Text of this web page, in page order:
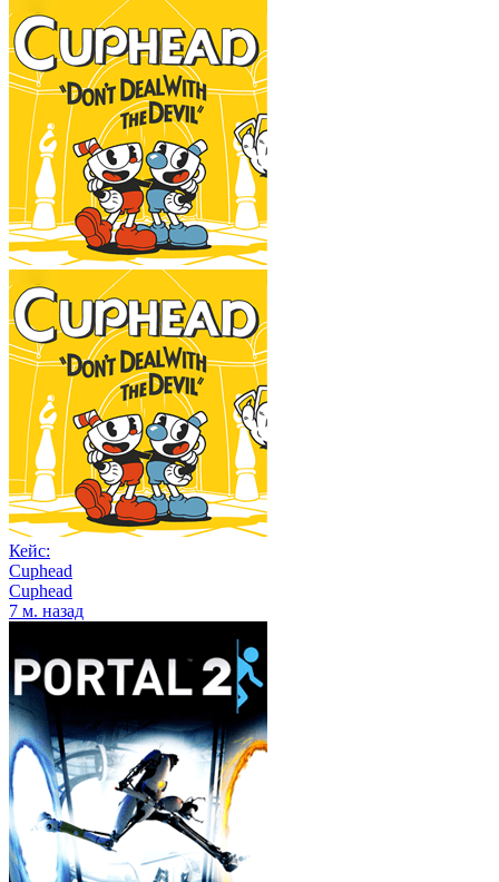
Кейс:
Cuphead
Cuphead
7 м. назад